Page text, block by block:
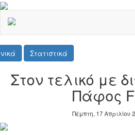
Στατιστικά
Στον τελικό με
Πάφος
Πέμπτη, 17 Απριλίου